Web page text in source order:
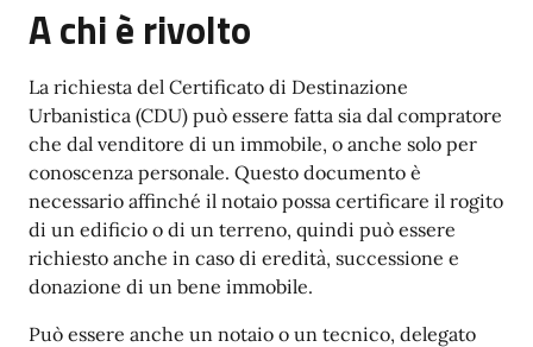
A chi è rivolto
La richiesta del Certificato di Destinazione
Urbanistica (CDU) può essere fatta sia dal compratore
che dal venditore di un immobile, o anche solo per
conoscenza personale. Questo documento è
necessario affinché il notaio possa certificare il rogito
di un edificio o di un terreno, quindi può essere
richiesto anche in caso di eredità, successione e
donazione di un bene immobile.
Può essere anche un notaio o un tecnico, delegato